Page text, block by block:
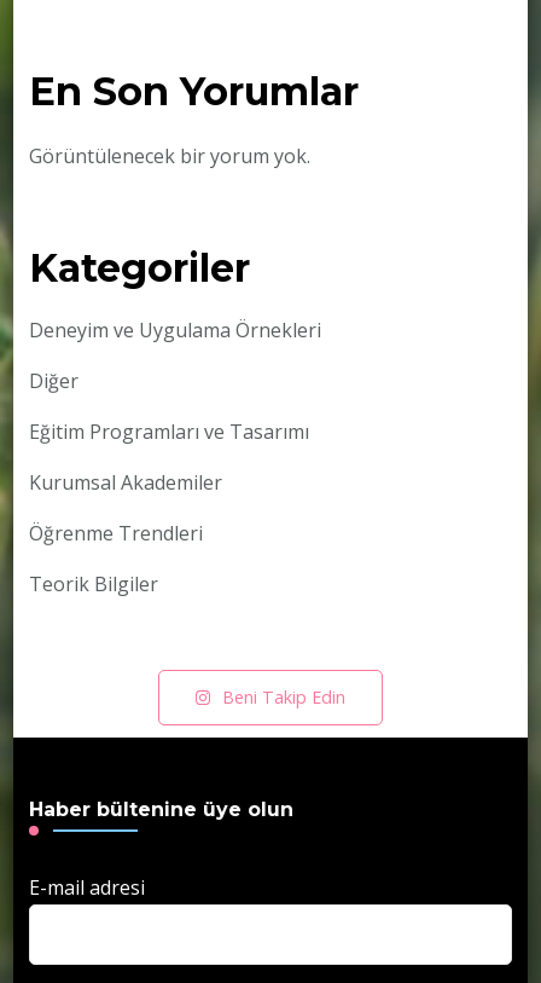
En Son Yorumlar
Görüntülenecek bir yorum yok.
Kategoriler
Deneyim ve Uygulama Örnekleri
Diğer
Eğitim Programları ve Tasarımı
Kurumsal Akademiler
Öğrenme Trendleri
Teorik Bilgiler
Beni Takip Edin
Haber bültenine üye olun
E-mail adresi